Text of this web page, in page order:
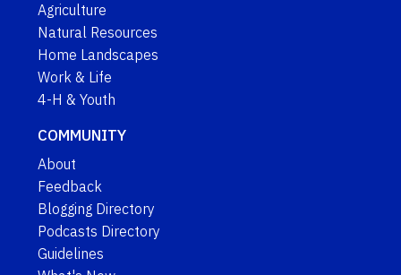
Agriculture
Natural Resources
Home Landscapes
Work & Life
4-H & Youth
COMMUNITY
About
Feedback
Blogging Directory
Podcasts Directory
Guidelines